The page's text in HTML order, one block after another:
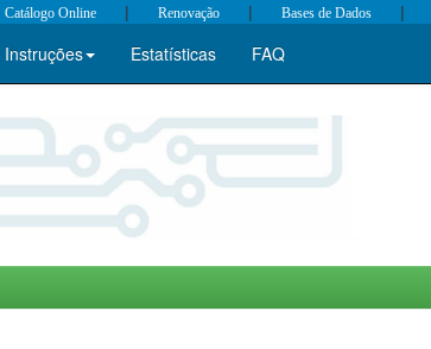
Catálogo Online | Renovação | Bases de Dados |
Instruções Estatísticas FAQ